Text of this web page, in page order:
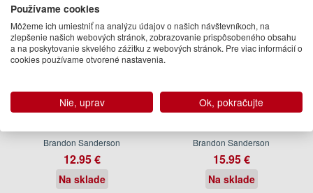
Katastrofa (Pomstitelia 3)
Brandon Sanderson
12.95 €
Na sklade
Piloti (Medzi hviezdami 2)
Brandon Sanderson
15.95 €
Na sklade
Používame cookies
Môžeme ich umiestniť na analýzu údajov o našich návštevníkoch, na
zlepšenie našich webových stránok, zobrazovanie prispôsobeného obsahu
a na poskytovanie skvelého zážitku z webových stránok. Pre viac informácií o
cookies používame otvorené nastavenia.
Nie, uprav Ok, pokračujte